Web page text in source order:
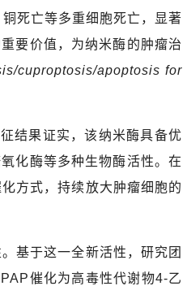
死亡等多重细胞死亡，显著
要价值，为纳米酶的肿瘤治
cuproptosis/apoptosis for
结果证实，该纳米酶具备优
化酶等多种生物酶活性。在
方式，持续放大肿瘤细胞的
基于这一全新活性，研究团
催化为高毒性代谢物4-乙